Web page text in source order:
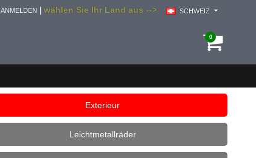
wählen Sie Ihr Land aus --> SCHWEIZ
ANMELDEN
0
Exterieur
Leichtmetallräder